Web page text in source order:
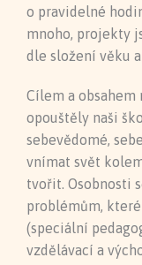
o pravidelné
mnoho, projekty
dle složení věku
Cílem a obsahem
opouštěly naši
sebevědomé,
vnímat svět
tvořit. Osobnosti
problémům,
(speciální
vzdělávací a